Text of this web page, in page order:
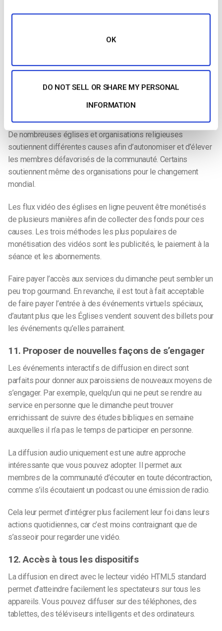
OK
DO NOT SELL OR SHARE MY PERSONAL
INFORMATION
Si l’on compare le coût potentiel d’un événement en personne
abordable de diffuser en ligne.
10. Collecter des fonds
L’un des plus beaux aspects du rassemblement d’une
communauté ecclésiale est le pouvoir de faire la différence.
De nombreuses églises et organisations religieuses
soutiennent différentes causes afin d’autonomiser et d’élever
les membres défavorisés de la communauté. Certains
soutiennent même des organisations pour le changement
mondial.
Les flux vidéo des églises en ligne peuvent être monétisés
de plusieurs manières afin de collecter des fonds pour ces
causes. Les trois méthodes les plus populaires de
monétisation des vidéos sont les publicités, le paiement à la
séance et les abonnements.
Faire payer l’accès aux services du dimanche peut sembler un
peu trop gourmand. En revanche, il est tout à fait acceptable
de faire payer l’entrée à des événements virtuels spéciaux,
d’autant plus que les Églises vendent souvent des billets pour
les événements qu’elles parrainent.
11. Proposer de nouvelles façons de s’engager
Les événements interactifs de diffusion en direct sont
parfaits pour donner aux paroissiens de nouveaux moyens de
s’engager. Par exemple, quelqu’un qui ne peut se rendre au
service en personne que le dimanche peut trouver
enrichissant de suivre des études bibliques en semaine
auxquelles il n’a pas le temps de participer en personne.
La diffusion audio uniquement est une autre approche
intéressante que vous pouvez adopter. Il permet aux
membres de la communauté d’écouter en toute décontraction,
comme s’ils écoutaient un podcast ou une émission de radio.
Cela leur permet d’intégrer plus facilement leur foi dans leurs
actions quotidiennes, car c’est moins contraignant que de
s’asseoir pour regarder une vidéo.
12. Accès à tous les dispositifs
La diffusion en direct avec le lecteur vidéo HTML5 standard
permet d’atteindre facilement les spectateurs sur tous les
appareils. Vous pouvez diffuser sur des téléphones, des
tablettes, des téléviseurs intelligents et des ordinateurs.